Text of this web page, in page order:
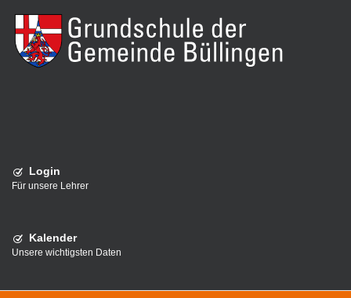
Login
Für unsere Lehrer
Kalender
Unsere wichtigsten Daten